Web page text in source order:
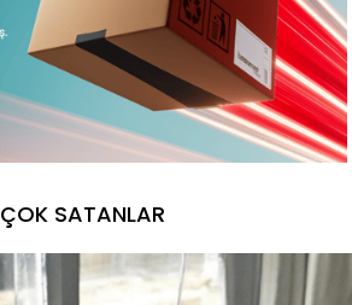
ÇOK SATANLAR